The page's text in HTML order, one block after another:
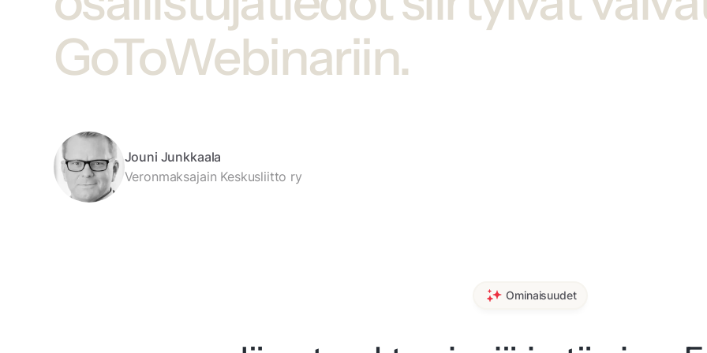
GoToWebinariin.
Jouni Junkkaala
Veronmaksajain Keskusliitto ry
Ominaisuudet